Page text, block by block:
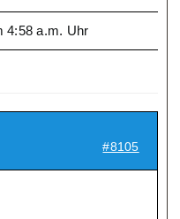
4:58 a.m. Uhr
#8105